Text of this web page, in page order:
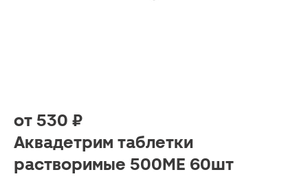
от 530 ₽
Аквадетрим таблетки
растворимые 500МЕ 60шт